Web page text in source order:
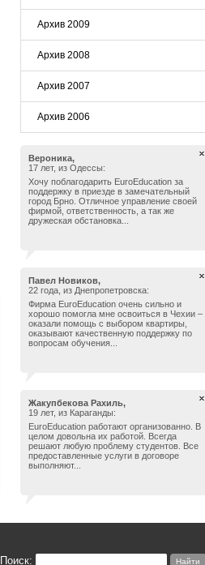
Архив 2009
Архив 2008
Архив 2007
Архив 2006
Вероника,
17 лет, из Одессы:
Хочу поблагодарить EuroEducation за
поддержку в приезде в замечательный
город Брно. Отличное управление своей
фирмой, ответственность, а так же
дружеская обстановка...
Павел Новиков,
22 года, из Днепропетровска:
Фирма EuroEducation очень сильно и
хорошо помогла мне освоиться в Чехии –
оказали помощь с выбором квартиры,
оказывают качественную поддержку по
вопросам обучения...
Жакупбекова Рахиль,
19 лет, из Караганды:
EuroEducation работают организованно. В
целом довольна их работой. Всегда
решают любую проблему студентов. Все
предоставленные услуги в договоре
выполняют...
Поиск: